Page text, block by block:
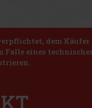
dem
eines